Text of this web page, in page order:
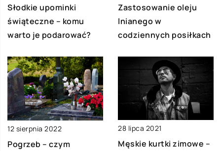
Słodkie upominki
świąteczne – komu
warto je podarować?
Zastosowanie oleju
lnianego w
codziennych posiłkach
12 sierpnia 2022
Pogrzeb – czym
28 lipca 2021
Męskie kurtki zimowe –